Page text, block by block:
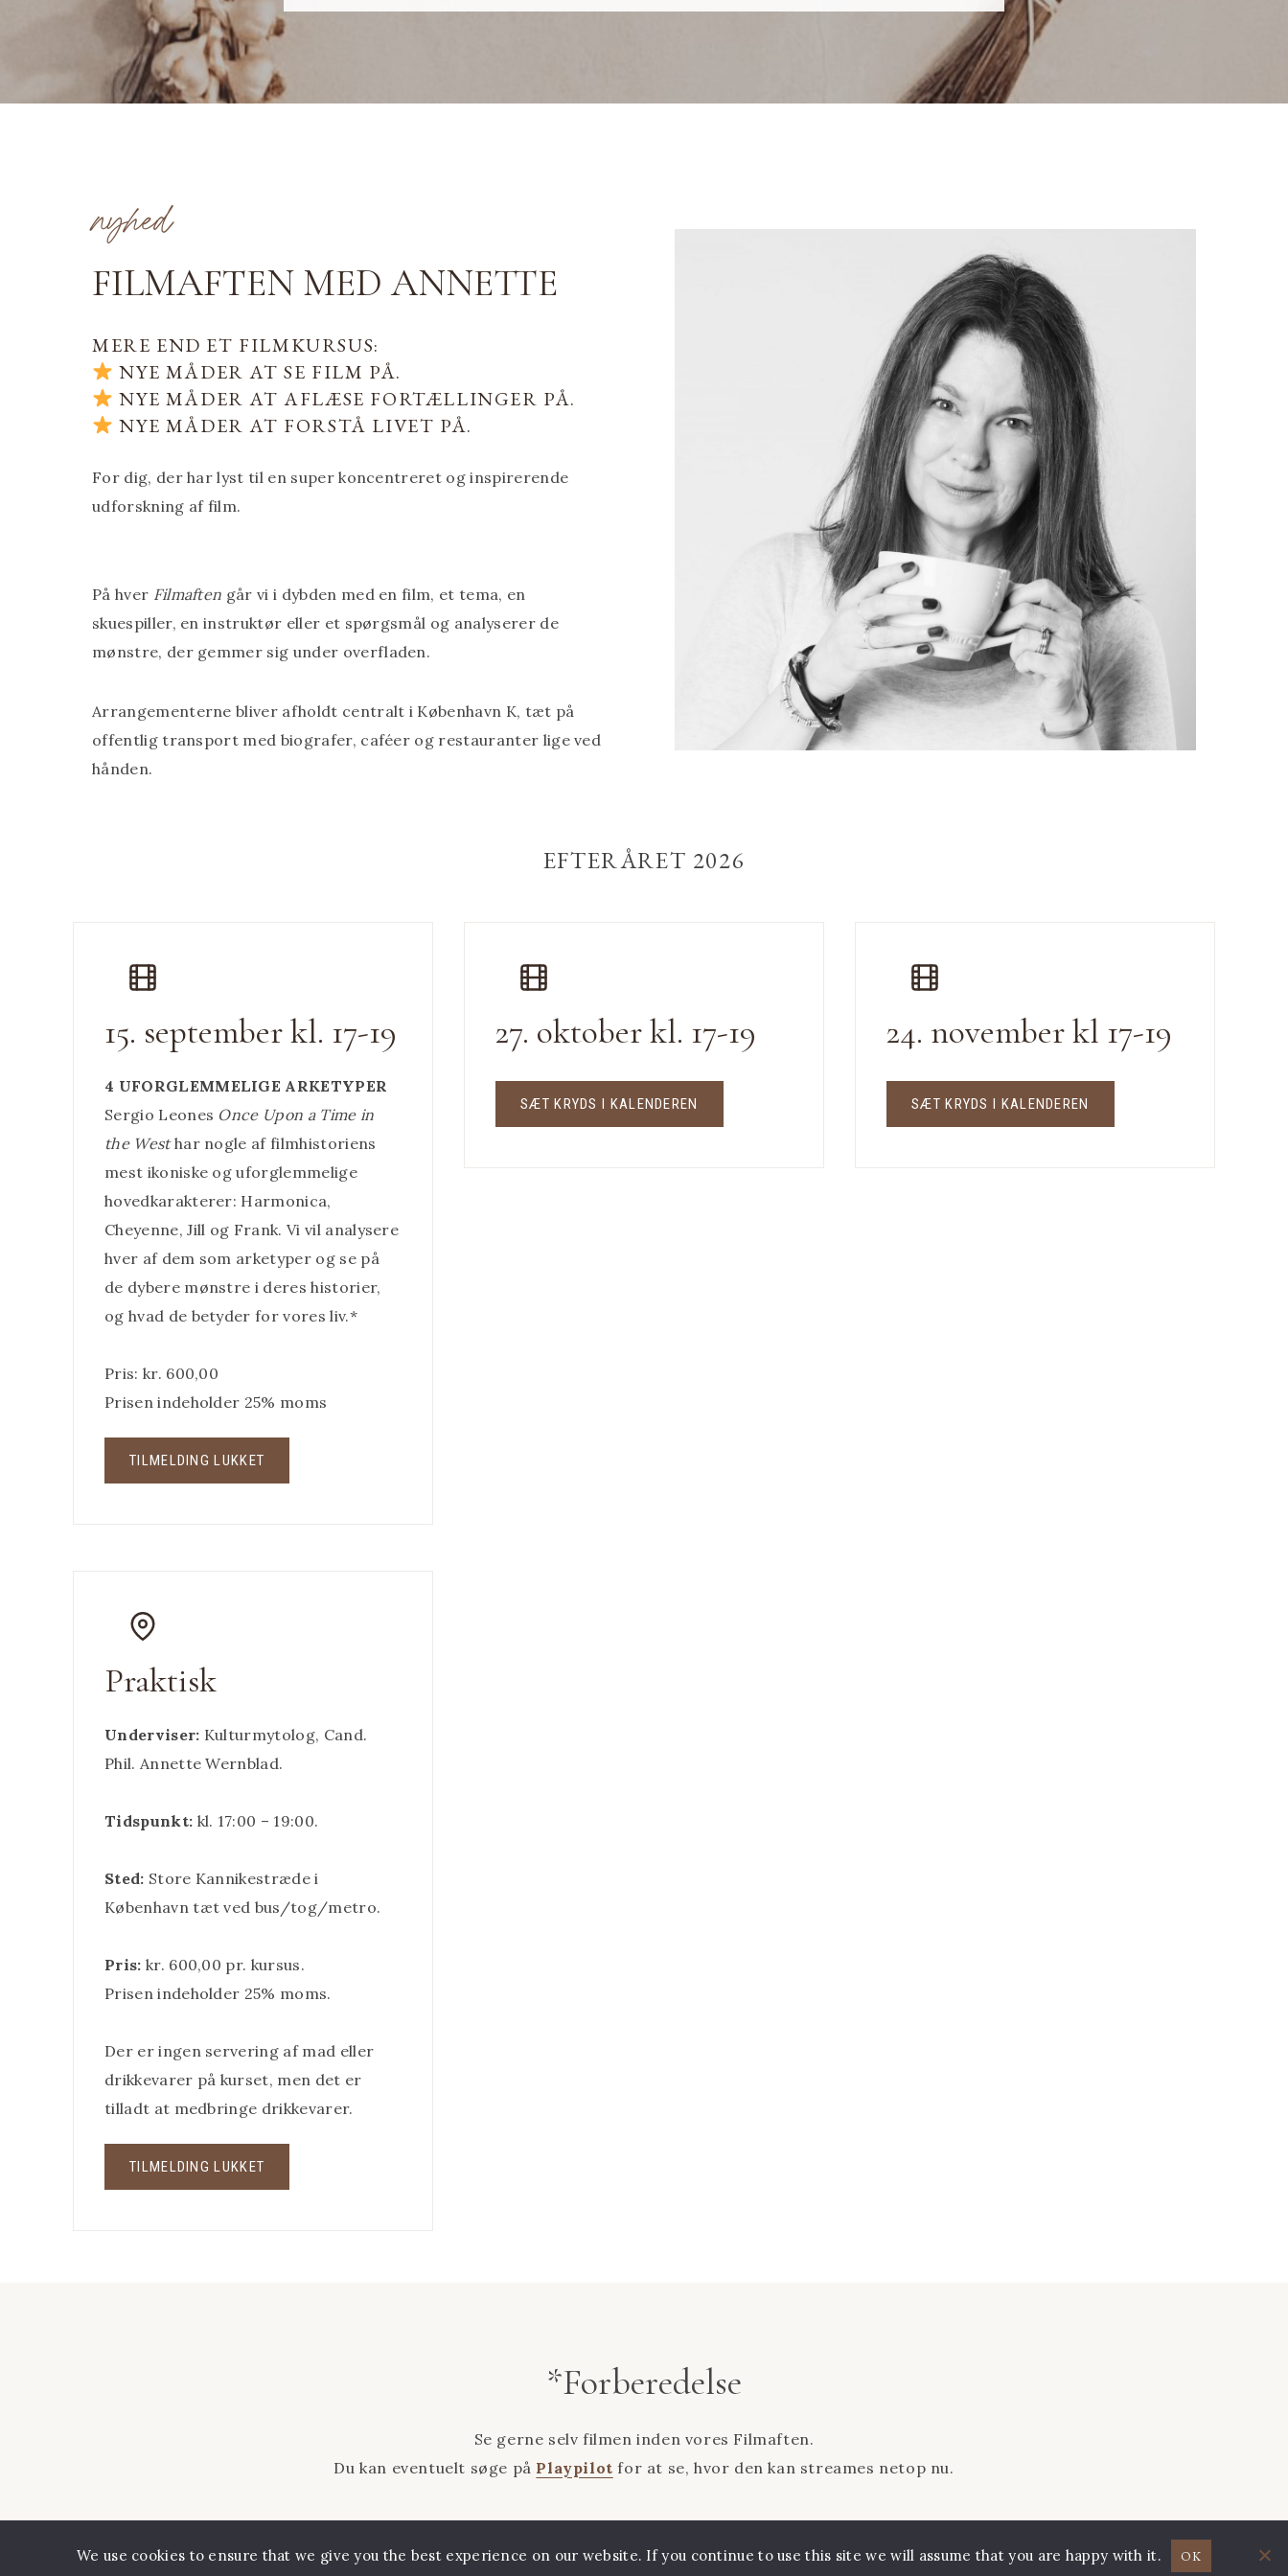
nyhed
FILMAFTEN MED ANNETTE
MERE END ET FILMKURSUS:
NYE MÅDER AT SE FILM PÅ.
NYE MÅDER AT AFLÆSE FORTÆLLINGER PÅ.
NYE MÅDER AT FORSTÅ LIVET PÅ.
For dig, der har lyst til en super koncentreret og inspirerende
udforskning af film.
På hver Filmaften går vi i dybden med en film, et tema, en
skuespiller, en instruktør eller et spørgsmål og analyserer de
mønstre, der gemmer sig under overfladen.
Arrangementerne bliver afholdt centralt i København K, tæt på
offentlig transport med biografer, caféer og restauranter lige ved
hånden.
EFTERÅRET 2026
15. september kl. 17-19
4 UFORGLEMMELIGE ARKETYPER
Sergio Leones Once Upon a Time in
the Westhar nogle af filmhistoriens
mest ikoniske og uforglemmelige
hovedkarakterer: Harmonica,
Cheyenne, Jill og Frank. Vi vil analysere
hver af dem som arketyper og se på
de dybere mønstre i deres historier,
og hvad de betyder for vores liv.*
Pris: kr. 600,00
Prisen indeholder 25% moms
TILMELDING LUKKET
27. oktober kl. 17-19
SÆT KRYDS I KALENDEREN
24. november kl 17-19
SÆT KRYDS I KALENDEREN
Praktisk
Underviser: Kulturmytolog, Cand.
Phil. Annette Wernblad.
Tidspunkt: kl. 17:00 – 19:00.
Sted: Store Kannikestræde i
København tæt ved bus/tog/metro.
Pris: kr. 600,00 pr. kursus.
Prisen indeholder 25% moms.
Der er ingen servering af mad eller
drikkevarer på kurset, men det er
tilladt at medbringe drikkevarer.
TILMELDING LUKKET
*Forberedelse
Se gerne selv filmen inden vores Filmaften.
Du kan eventuelt søge på Playpilot for at se, hvor den kan streames netop nu.
We use cookies to ensure that we give you the best experience on our website. If you continue to use this site we will assume that you are happy with it. OK